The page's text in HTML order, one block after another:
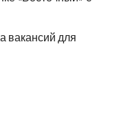
вакансий для